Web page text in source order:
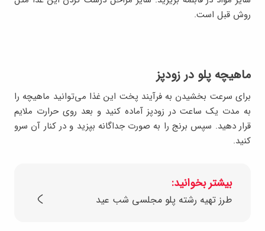
روش قبل است.
ماهیچه پلو در زودپز
برای سرعت بخشیدن به فرآیند پخت این غذا می‌توانید ماهیچه را
به مدت یک ساعت در زودپز آماده کنید و بعد روی حرارت ملایم
قرار دهید. سپس برنج را به صورت جداگانه بپزید و در کنار آن سرو
کنید.
بیشتر بخوانید:
طرز تهیه رشته ‌پلو مجلسی شب عید